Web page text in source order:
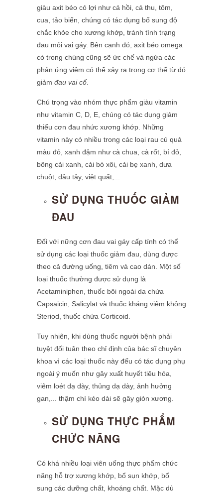
giàu axit béo có lợi như cá hồi, cá thu, tôm,
cua, tảo biển, chúng có tác dụng bổ sung độ
chắc khỏe cho xương khớp, tránh tình trạng
đau mỏi vai gáy. Bên cạnh đó, axit béo omega
có trong chúng cũng sẽ ức chế và ngừa các
phản ứng viêm có thể xảy ra trong cơ thể từ đó
giảm đau vai cổ.
Chú trọng vào nhóm thực phẩm giàu vitamin
như vitamin C, D, E, chúng có tác dụng giảm
thiểu cơn đau nhức xương khớp. Những
vitamin này có nhiều trong các loại rau củ quả
màu đỏ, xanh đậm như cà chua, cà rốt, bí đỏ,
bông cải xanh, cải bó xôi, cải bẹ xanh, dưa
chuột, dâu tây, việt quất,...
SỬ DỤNG THUỐC GIẢM
ĐAU
Đối với nững cơn đau vai gáy cấp tính có thể
sử dụng các loại thuốc giảm đau, dùng được
theo cả đường uống, tiêm và cao dán. Một số
loại thuốc thường được sử dụng là
Acetaminiphen, thuốc bôi ngoài da chứa
Capsaicin, Salicylat và thuốc kháng viêm không
Steriod, thuốc chứa Corticoid.
Tuy nhiên, khi dùng thuốc người bệnh phải
tuyệt đối tuân theo chỉ định của bác sĩ chuyên
khoa vì các loại thuốc này đếu có tác dụng phụ
ngoài ý muốn như gây xuất huyết tiêu hóa,
viêm loét dạ dày, thủng dạ dày, ảnh hưởng
gan,... thậm chí kéo dài sẽ gây giòn xương.
SỬ DỤNG THỰC PHẨM
CHỨC NĂNG
Có khá nhiều loại viên uống thực phẩm chức
năng hỗ trợ xương khớp, bổ sụn khớp, bổ
sung các dưỡng chất, khoáng chất. Mặc dù